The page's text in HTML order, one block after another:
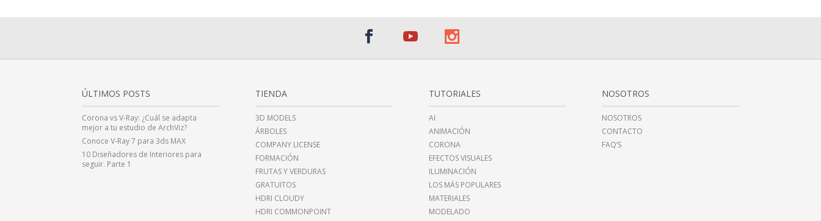
ÚLTIMOS POSTS
Corona vs V-Ray: ¿Cuál se adapta
mejor a tu estudio de ArchViz?
Conoce V-Ray 7 para 3ds MAX
10 Diseñadores de Interiores para
seguir. Parte 1
TIENDA
3D MODELS
ÁRBOLES
COMPANY LICENSE
FORMACIÓN
FRUTAS Y VERDURAS
GRATUITOS
HDRI CLOUDY
HDRI COMMONPOINT
TUTORIALES
AI
ANIMACIÓN
CORONA
EFECTOS VISUALES
ILUMINACIÓN
LOS MÁS POPULARES
MATERIALES
MODELADO
NOSOTROS
NOSOTROS
CONTACTO
FAQ’S